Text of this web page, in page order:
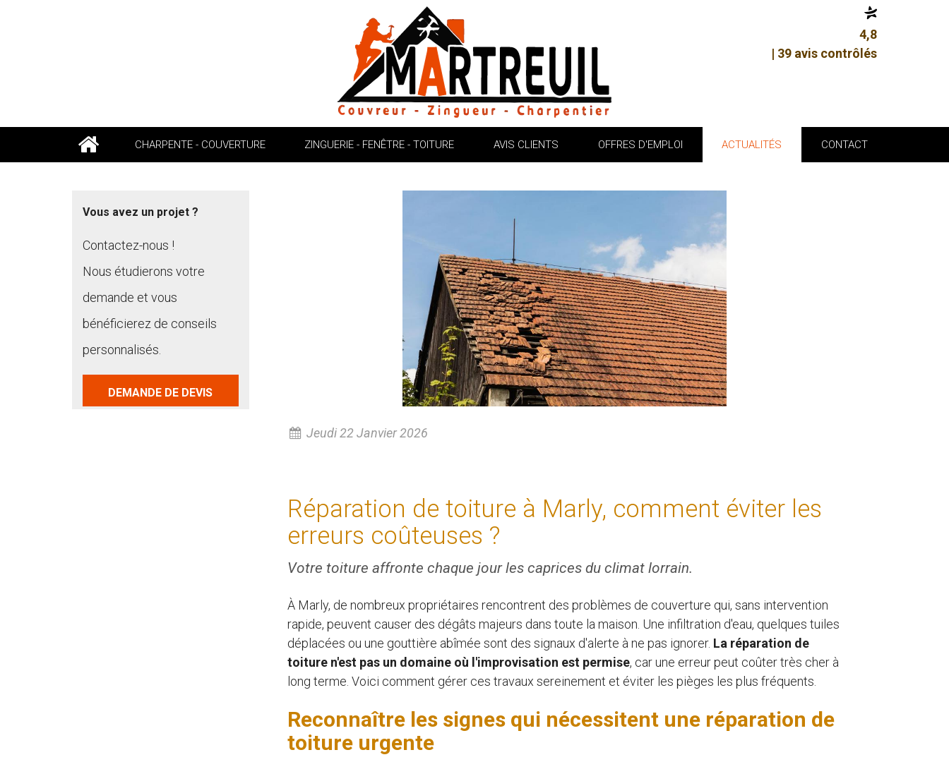
4,8
| 39 avis contrôlés
CHARPENTE - COUVERTURE ZINGUERIE - FENÊTRE - TOITURE AVIS CLIENTS OFFRES D'EMPLOI ACTUALITÉS CONTACT
Vous avez un projet ?
Contactez-nous !
Nous étudierons votre
demande et vous
bénéficierez de conseils
personnalisés.
DEMANDE DE DEVIS
Jeudi 22 Janvier 2026
Réparation de toiture à Marly, comment éviter les
erreurs coûteuses ?
Votre toiture affronte chaque jour les caprices du climat lorrain.
À Marly, de nombreux propriétaires rencontrent des problèmes de couverture qui, sans intervention
rapide, peuvent causer des dégâts majeurs dans toute la maison. Une infiltration d'eau, quelques tuiles
déplacées ou une gouttière abîmée sont des signaux d'alerte à ne pas ignorer. La réparation de
toiture n'est pas un domaine où l'improvisation est permise, car une erreur peut coûter très cher à
long terme. Voici comment gérer ces travaux sereinement et éviter les pièges les plus fréquents.
Reconnaître les signes qui nécessitent une réparation de
toiture urgente